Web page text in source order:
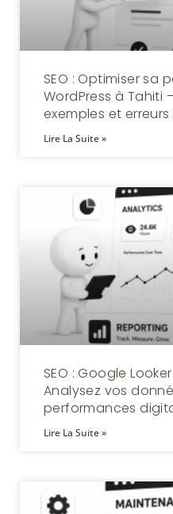
SEO : Optimiser sa
WordPress à Tahiti
exemples et
Lire La Suite »
SEO : Google
Analysez vos
performances
Lire La Suite »